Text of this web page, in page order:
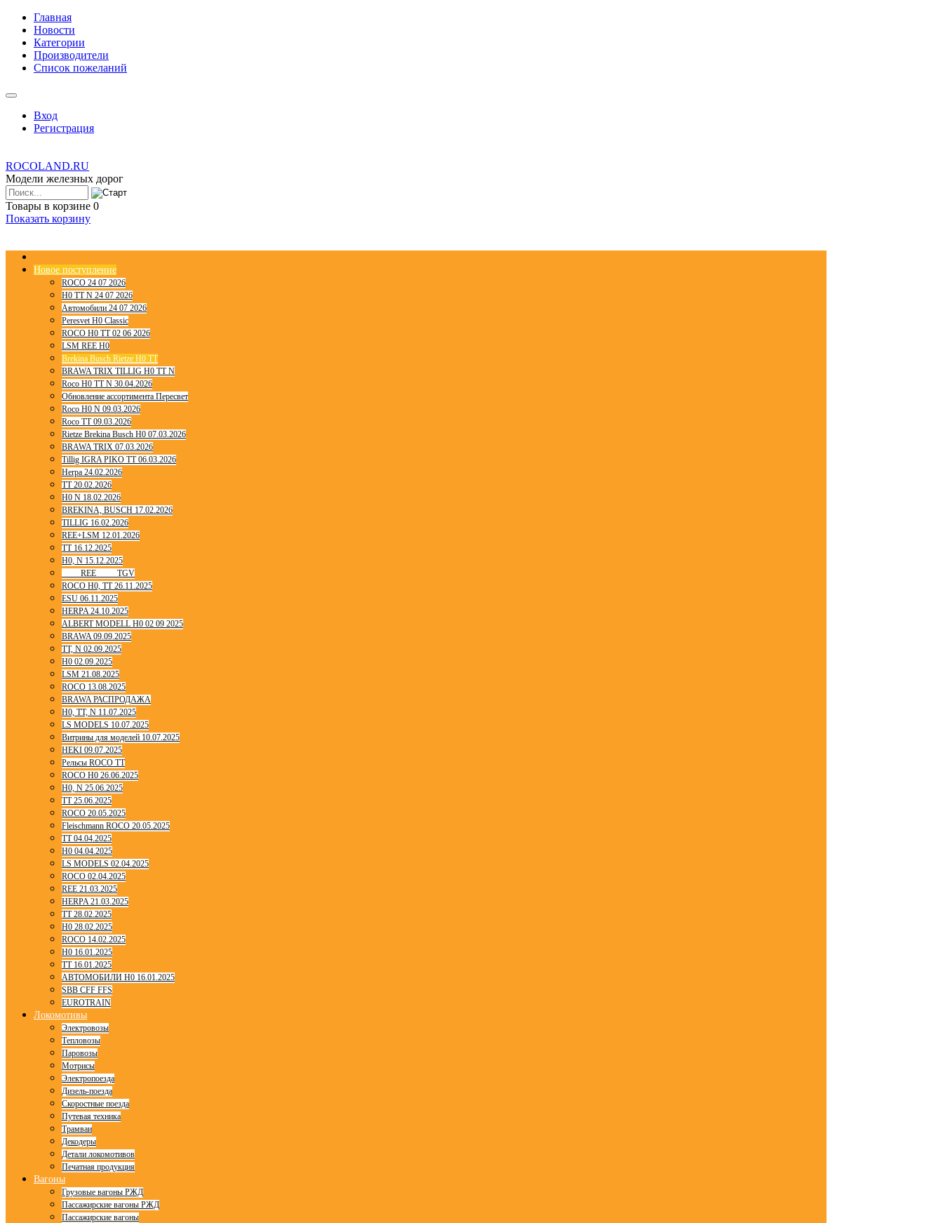
Главная
Новости
Категории
Производители
Список пожеланий
Вход
Регистрация
ROCOLAND.RU
Модели железных дорог
Товары в корзине 0
Показать корзину
Новое поступление
ROCO 24 07 2026
H0 TT N 24 07 2026
Автомобили 24 07 2026
Peresvet H0 Classic
ROCO H0 TT 02 06 2026
LSM REE H0
Brekina Busch Rietze H0 TT
BRAWA TRIX TILLIG H0 TT N
Roco H0 TT N 30.04.2026
Обновление ассортимента Пересвет
Roco H0 N 09.03.2026
Roco TT 09.03.2026
Rietze Brekina Busch H0 07.03.2026
BRAWA TRIX 07.03.2026
Tillig IGRA PIKO TT 06.03.2026
Herpa 24.02.2026
TT 20.02.2026
H0 N 18.02.2026
BREKINA, BUSCH 17.02.2026
TILLIG 16.02.2026
REE+LSM 12.01.2026
TT 16.12.2025
H0, N 15.12.2025
____ REE ____ TGV
ROCO H0, TT 26.11.2025
ESU 06.11.2025
HERPA 24.10.2025
ALBERT MODELL H0 02 09 2025
BRAWA 09.09.2025
TT, N 02.09.2025
H0 02.09.2025
LSM 21.08.2025
ROCO 13.08.2025
BRAWA РАСПРОДАЖА
H0, TT, N 11.07.2025
LS MODELS 10.07.2025
Витрины для моделей 10.07.2025
HEKI 09.07.2025
Рельсы ROCO TT
ROCO H0 26.06.2025
H0, N 25.06.2025
TT 25.06.2025
ROCO 20.05.2025
Fleischmann ROCO 20.05.2025
TT 04.04.2025
H0 04.04.2025
LS MODELS 02.04.2025
ROCO 02.04.2025
REE 21.03.2025
HERPA 21.03.2025
TT 28.02.2025
H0 28.02.2025
ROCO 14.02.2025
H0 16.01.2025
TT 16.01.2025
АВТОМОБИЛИ H0 16.01.2025
SBB CFF FFS
EUROTRAIN
Локомотивы
Электровозы
Тепловозы
Паровозы
Мотрисы
Электропоезда
Дизель-поезда
Скоростные поезда
Путевая техника
Трамваи
Декодеры
Детали локомотивов
Печатная продукция
Вагоны
Грузовые вагоны РЖД
Пассажирские вагоны РЖД
Пассажирские вагоны